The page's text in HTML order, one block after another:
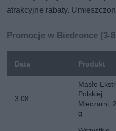
atrakcyjne rabaty.
Promocje w Biedronce (3-
Data Produkt
3.08
Masło
Polskiej
Mleczarni,
g